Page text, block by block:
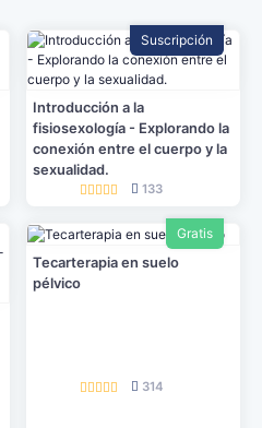
Suscripción
Introducción a la
fisiosexología - Explorando la
conexión entre el cuerpo y la
sexualidad.
133
Gratis
Tecarterapia en suelo
pélvico
314